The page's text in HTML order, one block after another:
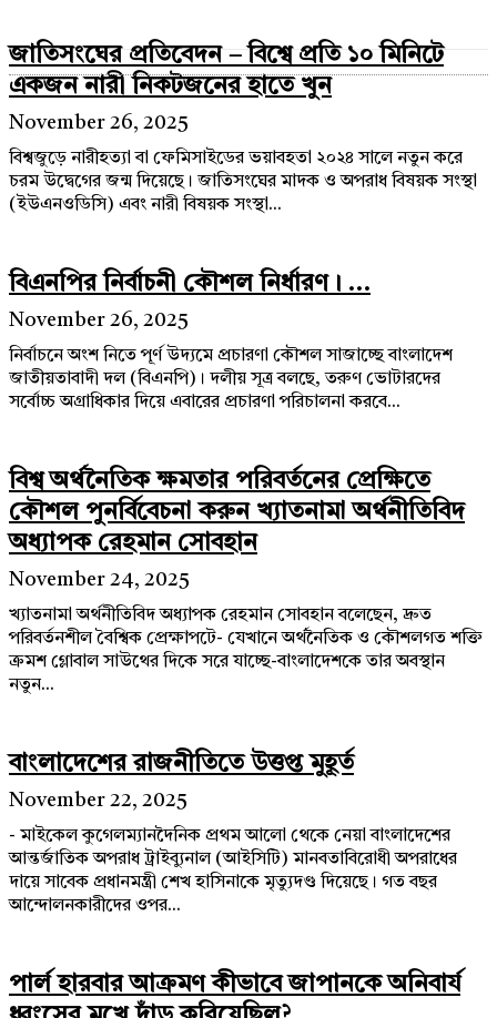
জাতিসংঘের প্রতিবেদন – বিশ্বে প্রতি ১০ মিনিটে
একজন নারী নিকটজনের হাতে খুন
November 26, 2025
বিশ্বজুড়ে নারীহত্যা বা ফেমিসাইডের ভয়াবহতা ২০২৪ সালে নতুন করে
চরম উদ্বেগের জন্ম দিয়েছে। জাতিসংঘের মাদক ও অপরাধ বিষয়ক সংস্থা
(ইউএনওডিসি) এবং নারী বিষয়ক সংস্থা...
বিএনপির নির্বাচনী কৌশল নির্ধারণ। ...
November 26, 2025
নির্বাচনে অংশ নিতে পূর্ণ উদ্যমে প্রচারণা কৌশল সাজাচ্ছে বাংলাদেশ
জাতীয়তাবাদী দল (বিএনপি)। দলীয় সূত্র বলছে, তরুণ ভোটারদের
সর্বোচ্চ অগ্রাধিকার দিয়ে এবারের প্রচারণা পরিচালনা করবে...
বিশ্ব অর্থনৈতিক ক্ষমতার পরিবর্তনের প্রেক্ষিতে
কৌশল পুনর্বিবেচনা করুন খ্যাতনামা অর্থনীতিবিদ
অধ্যাপক রেহমান সোবহান
November 24, 2025
খ্যাতনামা অর্থনীতিবিদ অধ্যাপক রেহমান সোবহান বলেছেন, দ্রুত
পরিবর্তনশীল বৈশ্বিক প্রেক্ষাপটে- যেখানে অর্থনৈতিক ও কৌশলগত শক্তি
ক্রমশ গ্লোবাল সাউথের দিকে সরে যাচ্ছে-বাংলাদেশকে তার অবস্থান
নতুন...
বাংলাদেশের রাজনীতিতে উত্তপ্ত মুহূর্ত
November 22, 2025
- মাইকেল কুগেলম্যানদৈনিক প্রথম আলো থেকে নেয়া বাংলাদেশের
আন্তর্জাতিক অপরাধ ট্রাইব্যুনাল (আইসিটি) মানবতাবিরোধী অপরাধের
দায়ে সাবেক প্রধানমন্ত্রী শেখ হাসিনাকে মৃত্যুদণ্ড দিয়েছে। গত বছর
আন্দোলনকারীদের ওপর...
পার্ল হারবার আক্রমণ কীভাবে জাপানকে অনিবার্য